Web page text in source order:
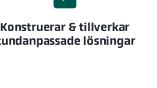
Konstruerar & tillverkar
lösningar